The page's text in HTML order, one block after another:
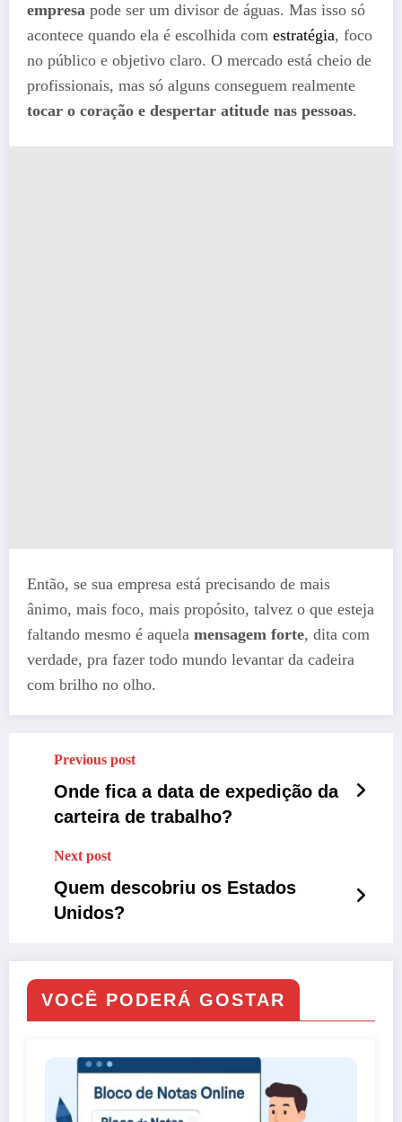
empresa pode ser um divisor de águas. Mas isso só
acontece quando ela é escolhida com estratégia, foco
no público e objetivo claro. O mercado está cheio de
profissionais, mas só alguns conseguem realmente
tocar o coração e despertar atitude nas pessoas.
Então, se sua empresa está precisando de mais
ânimo, mais foco, mais propósito, talvez o que esteja
faltando mesmo é aquela mensagem forte, dita com
verdade, pra fazer todo mundo levantar da cadeira
com brilho no olho.
Previous post
Onde fica a data de expedição da
carteira de trabalho?
Next post
Quem descobriu os Estados
Unidos?
VOCÊ PODERÁ GOSTAR